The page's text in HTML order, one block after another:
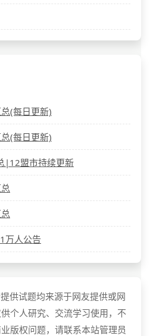
(每日更新)
(每日更新)
|12盟市持续更新
万人公告
供试题均来源于网友提供或网
个人研究、交流学习使用，不
版权问题，请联系本站管理员